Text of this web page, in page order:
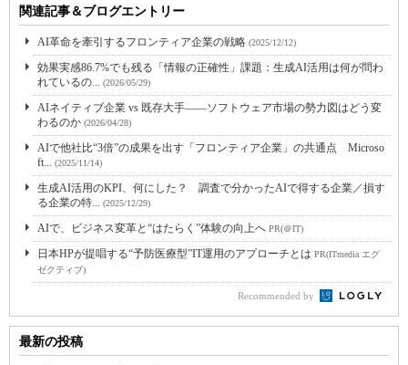
関連記事＆ブログエントリー
AI革命を牽引するフロンティア企業の戦略 (2025/12/12)
効果実感86.7%でも残る「情報の正確性」課題：生成AI活用は何が問わ
れているの... (2026/05/29)
AIネイティブ企業 vs 既存大手――ソフトウェア市場の勢力図はどう変
わるのか (2026/04/28)
AIで他社比“3倍”の成果を出す「フロンティア企業」の共通点 Microso
ft... (2025/11/14)
生成AI活用のKPI、何にした？ 調査で分かったAIで得する企業／損す
る企業の特... (2025/12/29)
AIで、ビジネス変革と“はたらく”体験の向上へ PR(＠IT)
日本HPが提唱する“予防医療型”IT運用のアプローチとは PR(ITmedia エグ
ゼクティブ)
Recommended by
最新の投稿